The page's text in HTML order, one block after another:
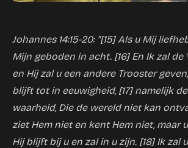
Johannes 14:15-20: "[15] Als u Mij
Mijn geboden in acht. [16] En Ik zal de
en Hij zal u een andere Trooster
blijft tot in eeuwigheid, [17] namelijk
waarheid, Die de wereld niet kan
ziet Hem niet en kent Hem niet, maar
Hij blijft bij u en zal in u zijn. [18] Ik zal